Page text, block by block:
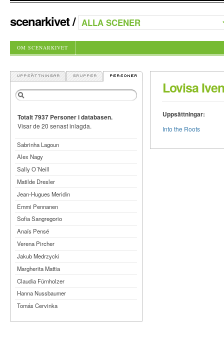
scenarkivet/
OM SCENARKIVET
Lovisa
Uppsättningar:
Into the Roots
Totalt 7937 Personer i databasen.
Visar de 20 senast inlagda.
Sabrinha Lagoun
Alex Nagy
Sally O´Neill
Matilde Dresler
Jean-Hugues Meridin
Emmi Pennanen
Sofia Sangregorio
Anaïs Pensé
Verena Pircher
Jakub Medrzycki
Margherita Mattia
Claudia Fürnholzer
Hanna Nussbaumer
Tomás Cervinka